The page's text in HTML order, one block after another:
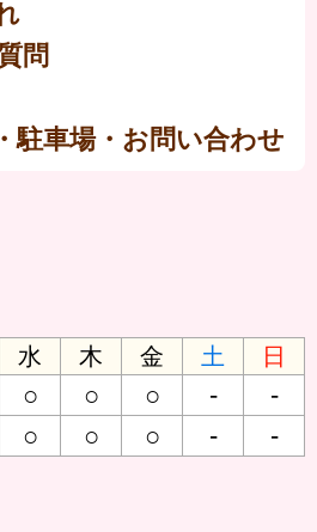
問
駐車場・お問い合わせ
水 木 金 土
日
○ ○ ○ - -
○ ○ ○ -
-